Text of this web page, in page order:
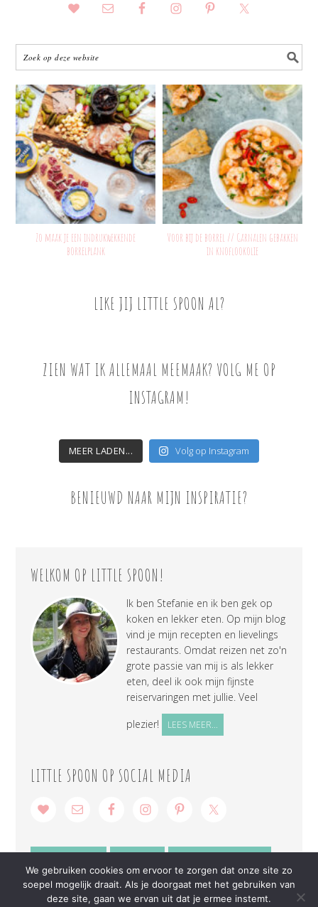
Zo maak je een indrukwekkende
borrelplank
Voor bij de borrel // Garnalen gebakken
in knoflookolie
LIKE JIJ LITTLE SPOON AL?
ZIEN WAT IK ALLEMAAL MEEMAAK? VOLG ME OP
INSTAGRAM!
MEER LADEN... Volg op Instagram
BENIEUWD NAAR MIJN INSPIRATIE?
WELKOM OP LITTLE SPOON!
Ik ben Stefanie en ik ben gek op
koken en lekker eten. Op mijn blog
vind je mijn recepten en lievelings
restaurants. Omdat reizen net zo'n
grote passie van mij is als lekker
eten, deel ik ook mijn fijnste
reiservaringen met jullie. Veel
plezier!
LEES MEER...
LITTLE SPOON OP SOCIAL MEDIA
We gebruiken cookies om ervoor te zorgen dat onze site zo
soepel mogelijk draait. Als je doorgaat met het gebruiken van
deze site, gaan we ervan uit dat je ermee instemt.